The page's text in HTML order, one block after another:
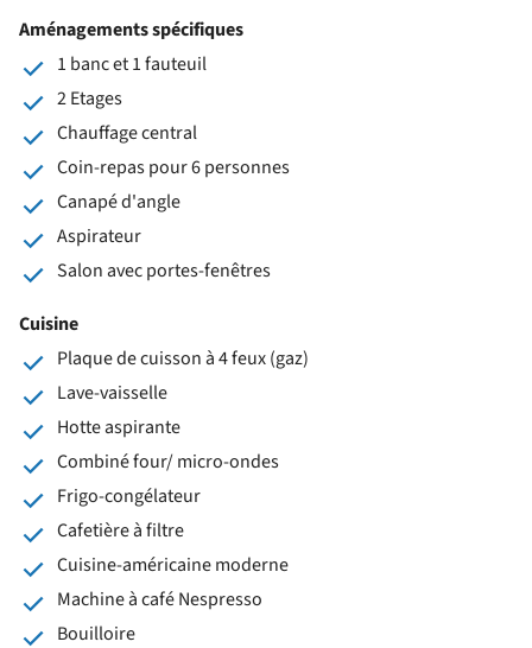
Aménagements spécifiques
1 banc et 1 fauteuil
2 Etages
Chauffage central
Coin-repas pour 6 personnes
Canapé d'angle
Aspirateur
Salon avec portes-fenêtres
Cuisine
Plaque de cuisson à 4 feux (gaz)
Lave-vaisselle
Hotte aspirante
Combiné four/ micro-ondes
Frigo-congélateur
Cafetière à filtre
Cuisine-américaine moderne
Machine à café Nespresso
Bouilloire